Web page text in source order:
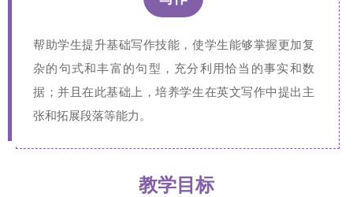
帮助学生提升基础写作技能，使学生能够掌握更加复
杂的句式和丰富的句型，充分利用恰当的事实和数
据；并且在此基础上，培养学生在英文写作中提出主
张和拓展段落等能力。
教学目标